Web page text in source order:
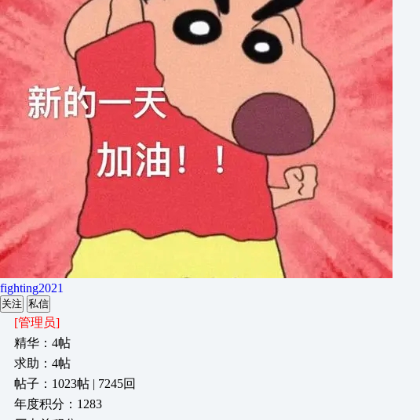
fighting2021
关注 私信
[管理员]
精华：4帖
求助：4帖
帖子：1023帖 | 7245回
年度积分：1283